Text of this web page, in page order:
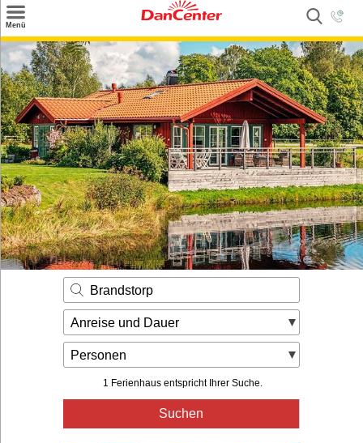
Menü
Suchen
Urlaubsziele
Weitere Urlaubsziele
Angebote
Inspiration
Kontakt
Gut zu wissen
Login
Brandstorp
Anreise und Dauer
Personen
1 Ferienhaus entspricht Ihrer Suche.
Suchen